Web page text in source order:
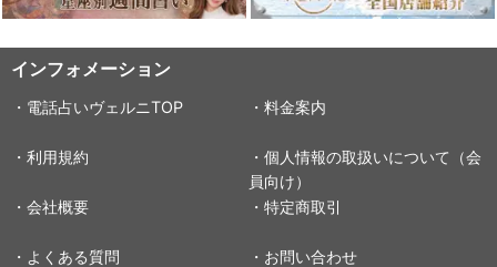
インフォメーション
・電話占いヴェルニTOP ・料金案内
・利用規約
・個人情報の取扱いについて（会
員向け）
・会社概要
・特定商取引
・よくある質問 ・お問い合わせ